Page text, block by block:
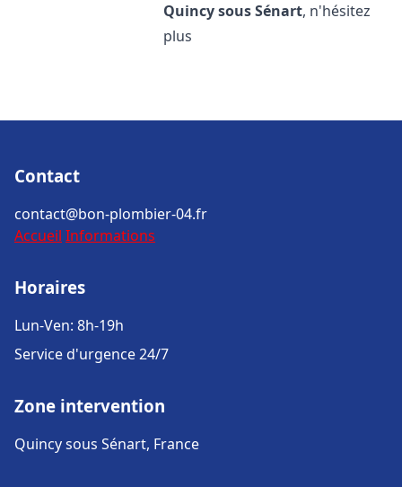
Quincy sous Sénart, n'hésitez
plus
Contact
contact@bon-plombier-04.fr
Accueil Informations
Horaires
Lun-Ven: 8h-19h
Service d'urgence 24/7
Zone intervention
Quincy sous Sénart, France